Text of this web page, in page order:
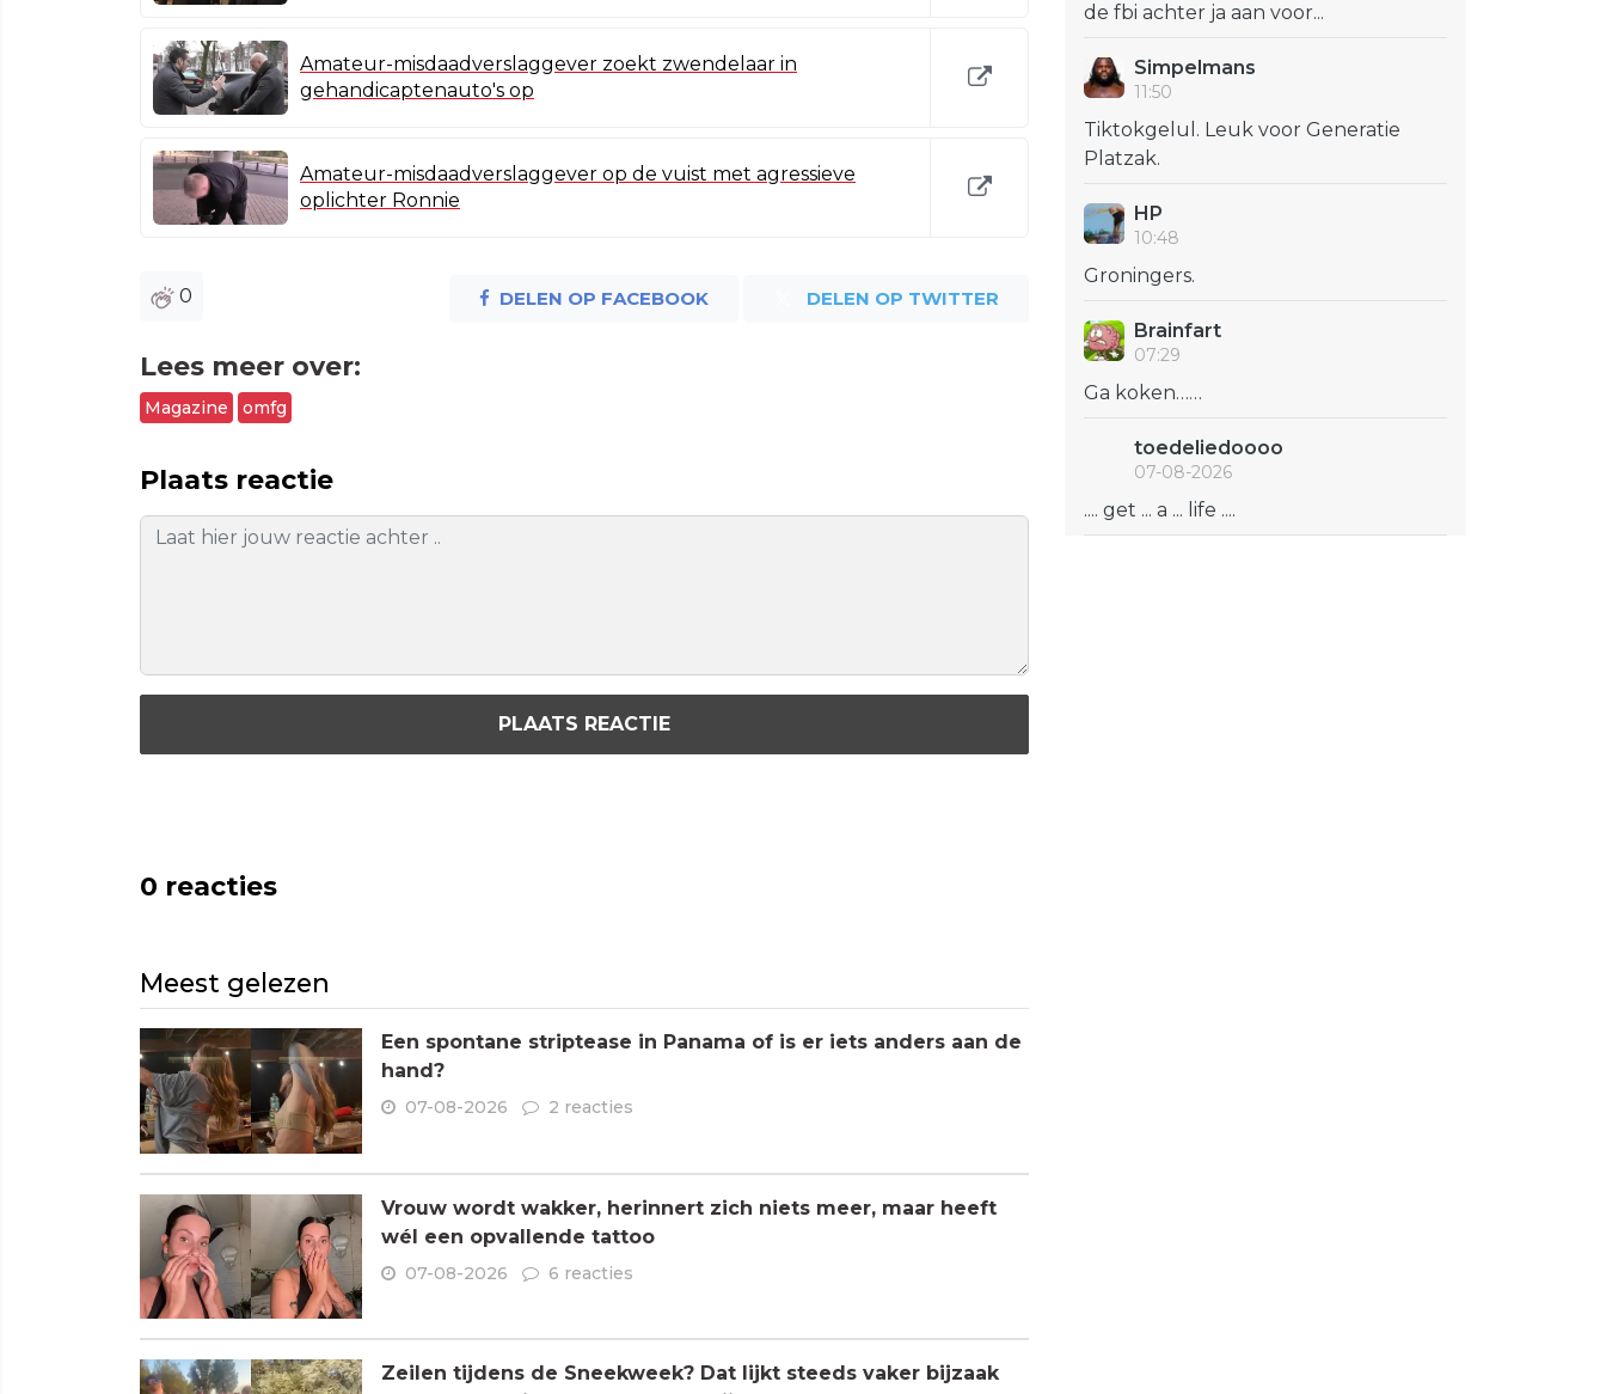
Amateur-misdaadverslaggever zoekt zwendelaar in
gehandicaptenauto's op
Amateur-misdaadverslaggever op de vuist met agressieve
oplichter Ronnie
0 DELEN OP FACEBOOK DELEN OP TWITTER
Lees meer over:
Magazine omfg
Plaats reactie
PLAATS REACTIE
0 reacties
Meest gelezen
Een spontane striptease in Panama of is er iets anders aan de
hand?
07-08-2026 2 reacties
Vrouw wordt wakker, herinnert zich niets meer, maar heeft
wél een opvallende tattoo
07-08-2026 6 reacties
Zeilen tijdens de Sneekweek? Dat lijkt steeds vaker bijzaak
de fbi achter ja aan voor...
Simpelmans
11:50
Tiktokgelul. Leuk voor Generatie
Platzak.
HP
10:48
Groningers.
Brainfart
07:29
Ga koken……
toedeliedoooo
07-08-2026
.... get ... a ... life ....